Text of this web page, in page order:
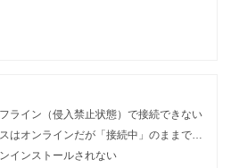
ライン（侵入禁止状態）で接続できない
ラインだが「接続中」のままでつながらない
インストールされない